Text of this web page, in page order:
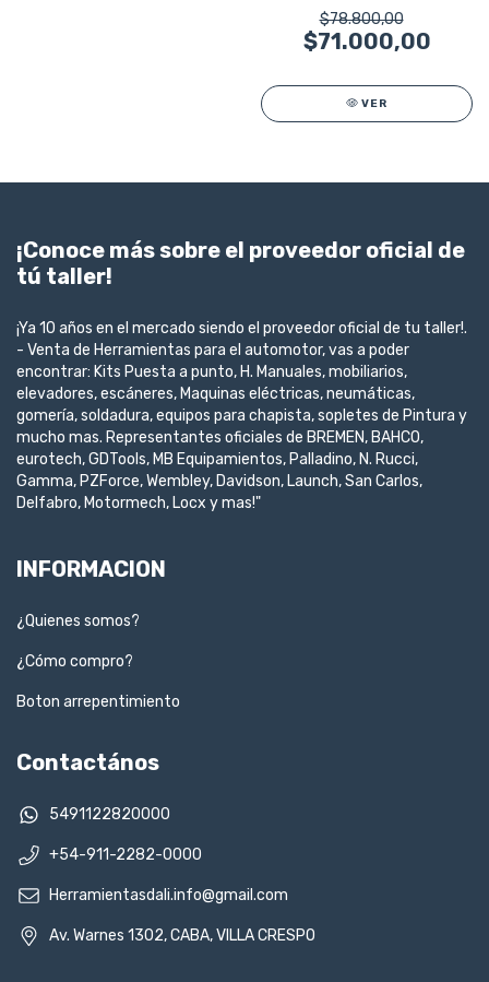
$78.800,00
$71.000,00
VER
¡Conoce más sobre el proveedor oficial de
tú taller!
¡Ya 10 años en el mercado siendo el proveedor oficial de tu taller!.
- Venta de Herramientas para el automotor, vas a poder
encontrar: Kits Puesta a punto, H. Manuales, mobiliarios,
elevadores, escáneres, Maquinas eléctricas, neumáticas,
gomería, soldadura, equipos para chapista, sopletes de Pintura y
mucho mas. Representantes oficiales de BREMEN, BAHCO,
eurotech, GDTools, MB Equipamientos, Palladino, N. Rucci,
Gamma, PZForce, Wembley, Davidson, Launch, San Carlos,
Delfabro, Motormech, Locx y mas!"
INFORMACION
¿Quienes somos?
¿Cómo compro?
Boton arrepentimiento
Contactános
5491122820000
+54-911-2282-0000
Herramientasdali.info@gmail.com
Av. Warnes 1302, CABA, VILLA CRESPO